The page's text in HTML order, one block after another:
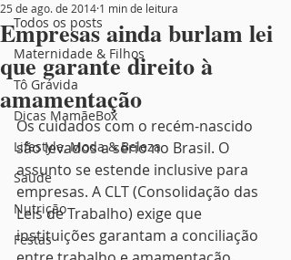
Todos os posts
Maternidade & Filhos
Tô Grávida
Dicas MamãeBox
Lifestyle, Moda & Beleza
Saúde
Nutrição
Festas
Empresas ainda burlam lei
que garante direito à
amamentação
25 de ago. de 2014 1 min de leitura
Os cuidados com o recém-nascido
são levados a sério no Brasil. O
assunto se estende inclusive para
empresas. A CLT (Consolidação das
Leis de Trabalho) exige que
instituições garantam a conciliação